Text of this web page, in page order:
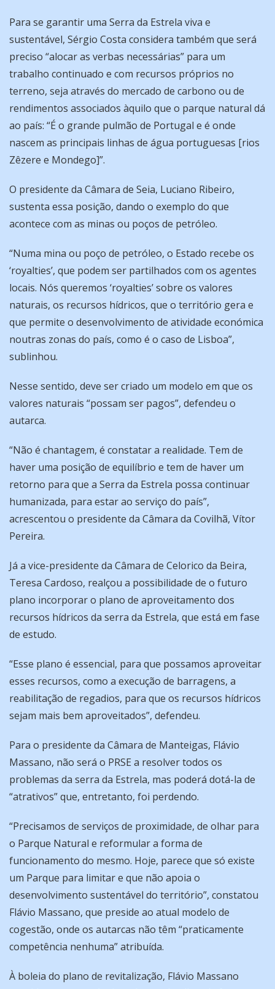
Para se garantir uma Serra da Estrela viva e
sustentável, Sérgio Costa considera também que será
preciso “alocar as verbas necessárias” para um
trabalho continuado e com recursos próprios no
terreno, seja através do mercado de carbono ou de
rendimentos associados àquilo que o parque natural dá
ao país: “É o grande pulmão de Portugal e é onde
nascem as principais linhas de água portuguesas [rios
Zêzere e Mondego]”.
O presidente da Câmara de Seia, Luciano Ribeiro,
sustenta essa posição, dando o exemplo do que
acontece com as minas ou poços de petróleo.
“Numa mina ou poço de petróleo, o Estado recebe os
‘royalties’, que podem ser partilhados com os agentes
locais. Nós queremos ‘royalties’ sobre os valores
naturais, os recursos hídricos, que o território gera e
que permite o desenvolvimento de atividade económica
noutras zonas do país, como é o caso de Lisboa”,
sublinhou.
Nesse sentido, deve ser criado um modelo em que os
valores naturais “possam ser pagos”, defendeu o
autarca.
“Não é chantagem, é constatar a realidade. Tem de
haver uma posição de equilíbrio e tem de haver um
retorno para que a Serra da Estrela possa continuar
humanizada, para estar ao serviço do país”,
acrescentou o presidente da Câmara da Covilhã, Vítor
Pereira.
Já a vice-presidente da Câmara de Celorico da Beira,
Teresa Cardoso, realçou a possibilidade de o futuro
plano incorporar o plano de aproveitamento dos
recursos hídricos da serra da Estrela, que está em fase
de estudo.
“Esse plano é essencial, para que possamos aproveitar
esses recursos, como a execução de barragens, a
reabilitação de regadios, para que os recursos hídricos
sejam mais bem aproveitados”, defendeu.
Para o presidente da Câmara de Manteigas, Flávio
Massano, não será o PRSE a resolver todos os
problemas da serra da Estrela, mas poderá dotá-la de
“atrativos” que, entretanto, foi perdendo.
“Precisamos de serviços de proximidade, de olhar para
o Parque Natural e reformular a forma de
funcionamento do mesmo. Hoje, parece que só existe
um Parque para limitar e que não apoia o
desenvolvimento sustentável do território”, constatou
Flávio Massano, que preside ao atual modelo de
cogestão, onde os autarcas não têm “praticamente
competência nenhuma” atribuída.
À boleia do plano de revitalização, Flávio Massano